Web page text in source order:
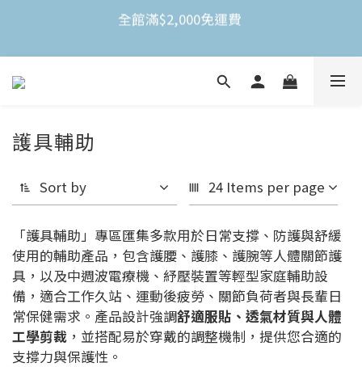
全館滿$2,000免運費
包)
護具輔助
Sort by 24 Items per page
「護具輔助」專區匯集多款用於日常支撐、防護與舒緩
使用的輔助產品，包含護腰、護膝、護腕等人體關節護
具，以及中週波電療機、紓壓裝置等輕型家庭輔助設
備，適合工作久站、運動後疲勞、關節負荷者與長輩日
常保健需求。產品設計強調舒適服貼、透氣材質與人體
工學剪裁 ，並搭配易於穿戴的調整機制，提供您合適的
支撐力與保護性。